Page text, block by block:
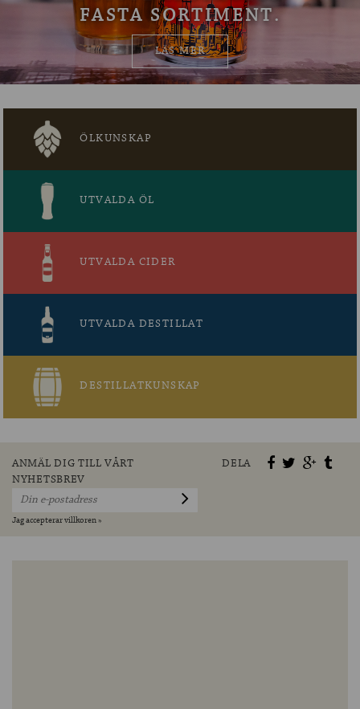
OM ÖLKOLLEN
KONTAKTA OSS
FASTA SORTIMENT.
LÄS MER
ÖLKUNSKAP
UTVALDA ÖL
UTVALDA CIDER
UTVALDA DESTILLAT
DESTILLATKUNSKAP
ANMÄL DIG TILL VÅRT
NYHETSBREV
Jag accepterar villkoren »
DELA